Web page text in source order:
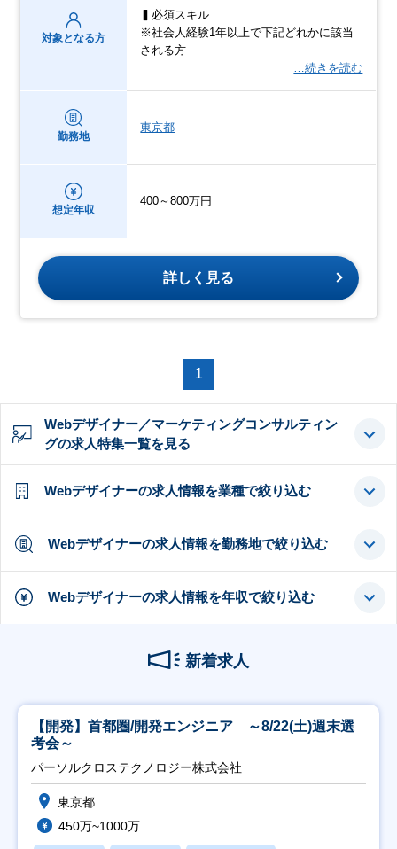
対象となる方
▍必須スキル
※社会人経験1年以上で下記どれかに該当
される方
…続きを読む
勤務地
東京都
想定年収
400～800万円
詳しく見る
1
Webデザイナー／マーケティングコンサルティン
グの求人特集一覧を見る
Webデザイナーの求人情報を業種で絞り込む
Webデザイナーの求人情報を勤務地で絞り込む
Webデザイナーの求人情報を年収で絞り込む
新着求人
【開発】首都圏/開発エンジニア ～8/22(土)週末選
考会～
パーソルクロステクノロジー株式会社
東京都
450万~1000万